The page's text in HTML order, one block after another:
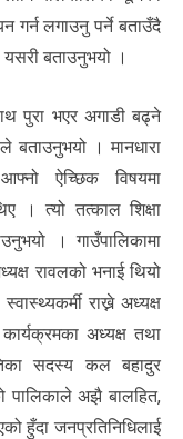
गर्न लगाउनु पर्ने बताउँदै
बताउनुभयो ।
पुरा भएर अगाडी बढ्ने
बताउनुभयो । मानधारा
आफ्नो ऐच्छिक विषयमा
। त्यो तत्काल शिक्षा
। गाउँपालिकामा
रावलको भनाई थियो
राख्ने अध्यक्ष
अध्यक्ष तथा
सदस्य कल बहादुर
पालिकाले अझै बालहित,
हुँदा जनप्रतिनिधिलाई